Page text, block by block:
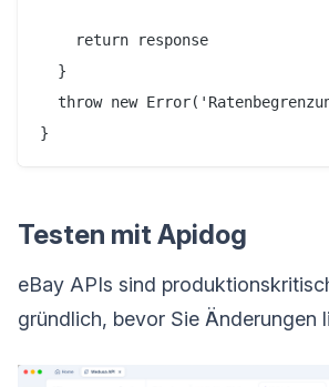
    return response
  }
throw new
Testen mit Apidog
eBay APIs sind
gründlich, bevor Sie Änderungen